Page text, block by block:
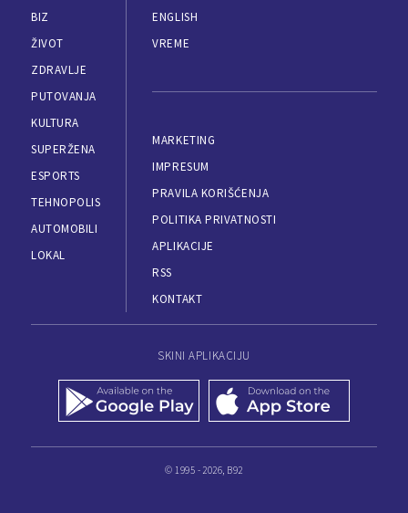
BIZ
ŽIVOT
ZDRAVLJE
PUTOVANJA
KULTURA
SUPERŽENA
ESPORTS
TEHNOPOLIS
AUTOMOBILI
LOKAL
ENGLISH
VREME
MARKETING
IMPRESUM
PRAVILA KORIŠĆENJA
POLITIKA PRIVATNOSTI
APLIKACIJE
RSS
KONTAKT
SKINI APLIKACIJU
© 1995 - 2026, B92